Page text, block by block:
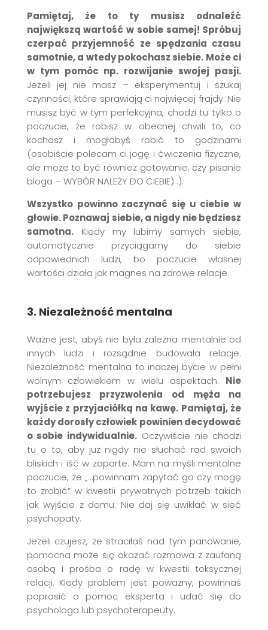
Pamiętaj, że to ty musisz odnaleźć
największą wartość w sobie samej! Spróbuj
czerpać przyjemność ze spędzania czasu
samotnie, a wtedy pokochasz siebie. Może ci
w tym pomóc np. rozwijanie swojej pasji.
Jeżeli jej nie masz – eksperymentuj i szukaj
czynności, które sprawiają ci najwięcej frajdy. Nie
musisz być w tym perfekcyjna, chodzi tu tylko o
poczucie, że robisz w obecnej chwili to, co
kochasz i mogłabyś robić to godzinami
(osobiście polecam ci jogę i ćwiczenia fizyczne,
ale może to być również gotowanie, czy pisanie
bloga – WYBÓR NALEŻY DO CIEBIE) :).
Wszystko powinno zaczynać się u ciebie w
głowie. Poznawaj siebie, a nigdy nie będziesz
samotna.Kiedy my lubimy samych siebie,
automatycznie przyciągamy do siebie
odpowiednich ludzi, bo poczucie własnej
wartości działa jak magnes na zdrowe relacje.
3. Niezależność mentalna
Ważne jest, abyś nie była zależna mentalnie od
innych ludzi i rozsądnie budowała relacje.
Niezależność mentalna to inaczej bycie w pełni
wolnym człowiekiem w wielu aspektach. Nie
potrzebujesz przyzwolenia od męża na
wyjście z przyjaciółką na kawę. Pamiętaj, że
każdy dorosły człowiek powinien decydować
o sobie indywidualnie. Oczywiście nie chodzi
tu o to, aby już nigdy nie słuchać rad swoich
bliskich i iść w zaparte. Mam na myśli mentalne
poczucie, że „…powinnam zapytać go czy mogę
to zrobić” w kwestii prywatnych potrzeb takich
jak wyjście z domu. Nie daj się uwikłać w sieć
psychopaty.
Jeżeli czujesz, że straciłaś nad tym panowanie,
pomocna może się okazać rozmowa z zaufaną
osobą i prośba o radę w kwestii toksycznej
relacji. Kiedy problem jest poważny, powinnaś
poprosić o pomoc eksperta i udać się do
psychologa lub psychoterapeuty.